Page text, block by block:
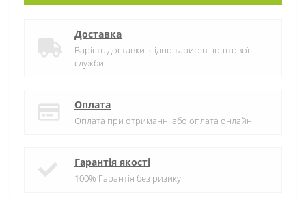
Доставка
Варість доставки згідно тарифів поштової
служби
Оплата
Оплата при отриманні або оплата онлайн
Гарантія якості
100% Гарантія без ризику